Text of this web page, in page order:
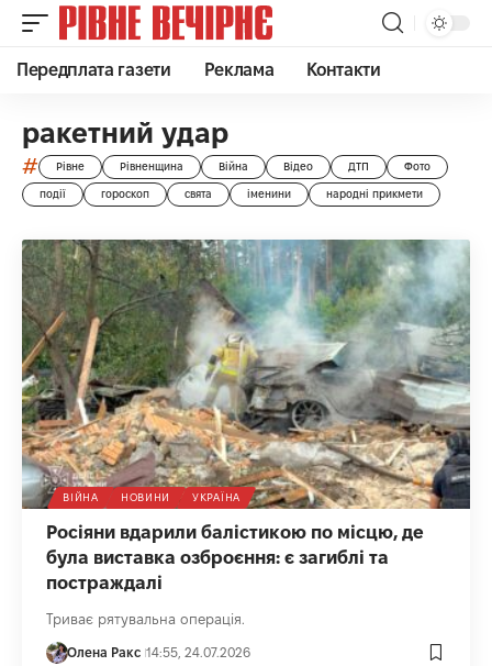
Передплата газети Реклама Контакти
ракетний удар
# Рівне Рівненщина Війна Відео ДТП Фото
події гороскоп свята іменини народні прикмети
ВІЙНА НОВИНИ УКРАЇНА
Росіяни вдарили балістикою по місцю, де
була виставка озброєння: є загиблі та
постраждалі
Триває рятувальна операція.
Олена Ракс 14:55, 24.07.2026